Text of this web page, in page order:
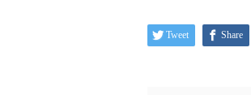
Tweet Share